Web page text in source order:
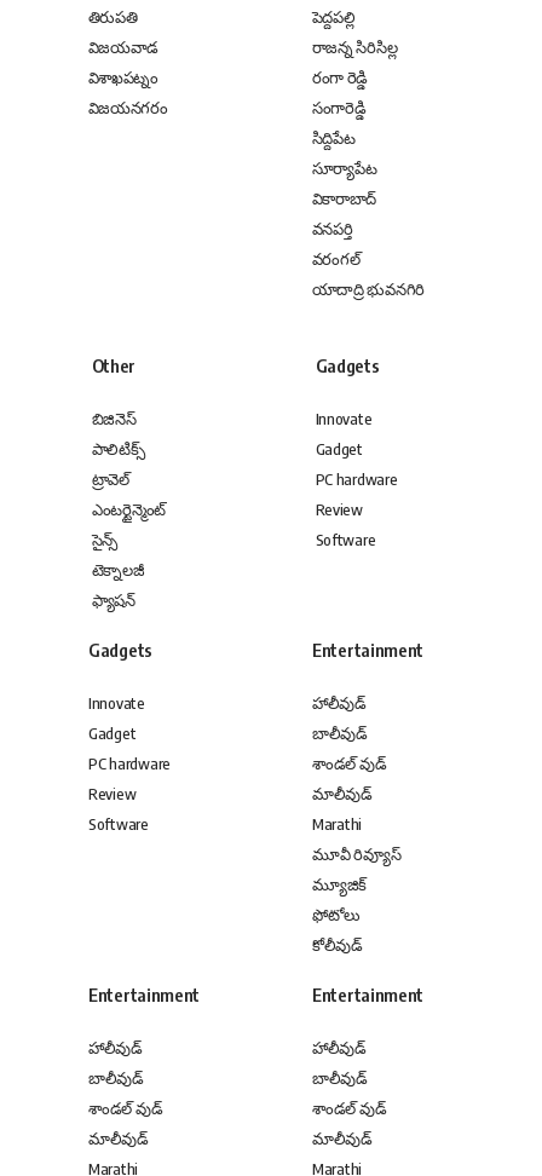
తిరుపతి
విజయవాడ
విశాఖపట్నం
విజయనగరం
పెద్దపల్లి
రాజన్న సిరిసిల్ల
రంగా రెడ్డి
సంగారెడ్డి
సిద్దిపేట
సూర్యాపేట
వికారాబాద్
వనపర్తి
వరంగల్
యాదాద్రి భువనగిరి
Other
బిజినెస్
పాలిటిక్స్
ట్రావెల్
ఎంటర్టైన్మెంట్
సైన్స్
టెక్నాలజీ
ఫ్యాషన్
Gadgets
Innovate
Gadget
PC hardware
Review
Software
Gadgets
Innovate
Gadget
PC hardware
Review
Software
Entertainment
హాలీవుడ్
బాలీవుడ్
శాండల్ వుడ్
మాలీవుడ్
Marathi
మూవీ రివ్యూస్
మ్యూజిక్
ఫోటోలు
కోలీవుడ్
Entertainment
హాలీవుడ్
బాలీవుడ్
శాండల్ వుడ్
మాలీవుడ్
Marathi
Entertainment
హాలీవుడ్
బాలీవుడ్
శాండల్ వుడ్
మాలీవుడ్
Marathi